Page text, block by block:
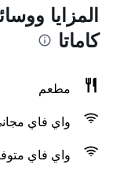
المزايا
كاماتا
مطعم
واي فاي
واي فاي